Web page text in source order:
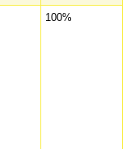
100%